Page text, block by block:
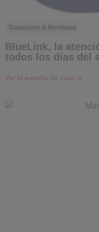
Transporte & Movilidad
BlueLink, la
todos los días del
Ver el estudio de caso